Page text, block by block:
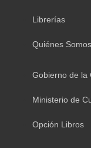
Librerías
Quiénes Somos
Gobierno de la
Ministerio de
Opción Libros